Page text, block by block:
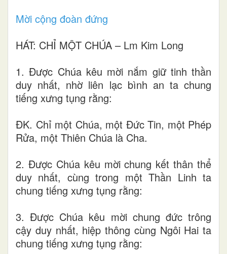
Mời cộng đoàn đứng
HÁT: CHỈ MỘT CHÚA – Lm Kim Long
1. Được Chúa kêu mời nắm giữ tinh thần
duy nhất, nhờ liên lạc bình an ta chung
tiếng xưng tụng rằng:
ĐK. Chỉ một Chúa, một Đức Tin, một Phép
Rửa, một Thiên Chúa là Cha.
2. Được Chúa kêu mời chung kết thân thể
duy nhất, cùng trong một Thần Linh ta
chung tiếng xưng tụng rằng:
3. Được Chúa kêu mời chung đức trông
cậy duy nhất, hiệp thông cùng Ngôi Hai ta
chung tiếng xưng tụng rằng: